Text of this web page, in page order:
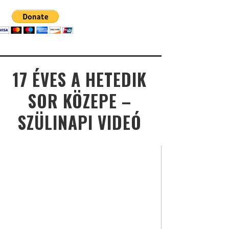
17 ÉVES A HETEDIK
SOR KÖZEPE –
SZÜLINAPI VIDEÓ